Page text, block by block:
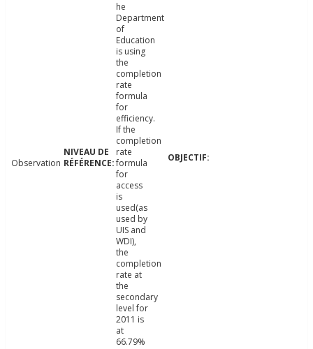
Observation
he
Department
of
Education
is using
the
completion
rate
formula
for
efficiency.
If the
completion
rate
formula
for
access
is
used(as
used by
UIS and
WDI),
the
completion
rate at
the
secondary
level for
2011 is
at
66.79%